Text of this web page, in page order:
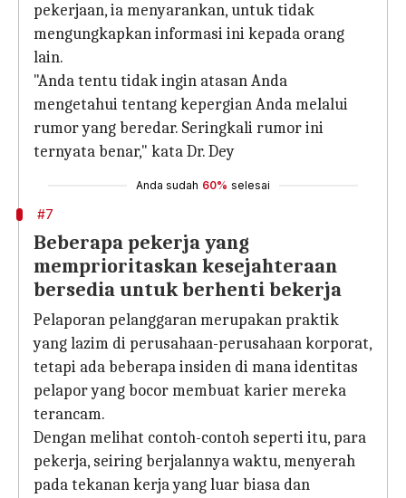
pekerjaan, ia menyarankan, untuk tidak
mengungkapkan informasi ini kepada orang
lain.
"Anda tentu tidak ingin atasan Anda
mengetahui tentang kepergian Anda melalui
rumor yang beredar. Seringkali rumor ini
ternyata benar," kata Dr. Dey
Anda sudah 60% selesai
#7
Beberapa pekerja yang
memprioritaskan kesejahteraan
bersedia untuk berhenti bekerja
Pelaporan pelanggaran merupakan praktik
yang lazim di perusahaan-perusahaan korporat,
tetapi ada beberapa insiden di mana identitas
pelapor yang bocor membuat karier mereka
terancam.
Dengan melihat contoh-contoh seperti itu, para
pekerja, seiring berjalannya waktu, menyerah
pada tekanan kerja yang luar biasa dan